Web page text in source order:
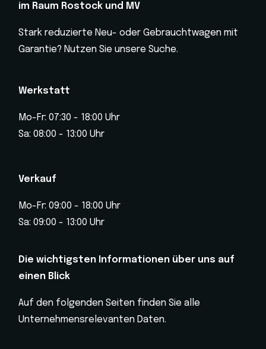
im Raum Rostock und MV
Stark reduzierte Neu- oder Gebrauchtwagen mit
Garantie? Nutzen Sie unsere Suche.
Werkstatt
Mo-Fr: 07:30 - 18:00 Uhr
Sa: 08:00 - 13:00 Uhr
Verkauf
Mo-Fr: 09:00 - 18:00 Uhr
Sa: 09:00 - 13:00 Uhr
Die wichtigsten Informationen über uns auf
einen Blick
Auf den folgenden Seiten finden Sie alle
Unternehmensrelevanten Daten.